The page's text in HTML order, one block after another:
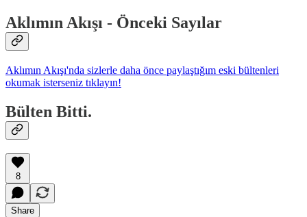
Aklımın Akışı - Önceki Sayılar
Aklımın Akışı'nda sizlerle daha önce paylaştığım eski bültenleri
okumak isterseniz tıklayın!
Bülten Bitti.
8
Share